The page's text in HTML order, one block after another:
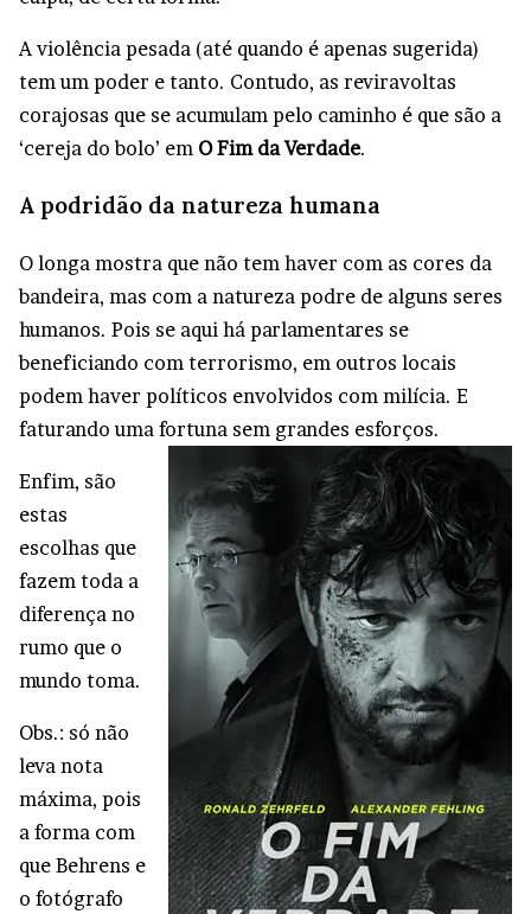
A violência pesada (até quando é apenas sugerida)
tem um poder e tanto. Contudo, as reviravoltas
corajosas que se acumulam pelo caminho é que são a
‘cereja do bolo’ em O Fim da Verdade.
A podridão da natureza humana
O longa mostra que não tem haver com as cores da
bandeira, mas com a natureza podre de alguns seres
humanos. Pois se aqui há parlamentares se
beneficiando com terrorismo, em outros locais
podem haver políticos envolvidos com milícia. E
faturando uma fortuna sem grandes esforços.
Enfim, são
estas
escolhas que
fazem toda a
diferença no
rumo que o
mundo toma.
Obs.: só não
leva nota
máxima, pois
a forma com
que Behrens e
o fotógrafo